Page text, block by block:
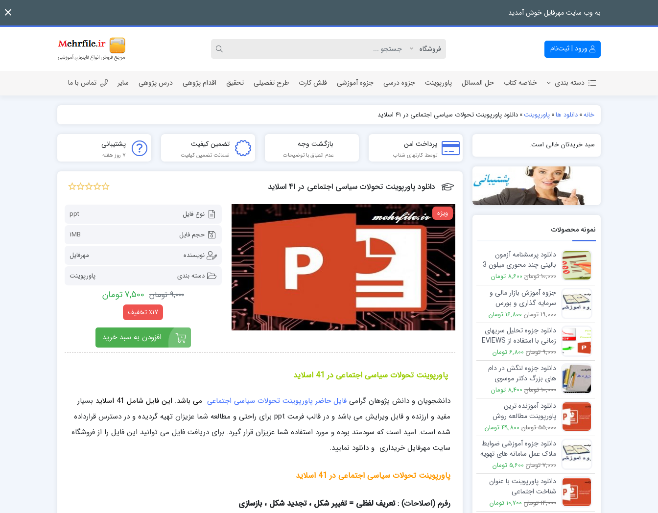
به وب سایت مهرفایل خوش آمدید
ورود | ثبت‌نام
دسته بندی
مقاله پژوهشی
خلاصه کتاب حل المسائل پاورپوینت جزوه درسی جزوه آموزشی فلش کارت طرح تفصیلی تحقیق اقدام پژوهی درس پژوهی سایر تماس با ما
خانه»دانلود ها»پاورپوینت»دانلود پاورپوینت تحولات سیاسی اجتماعی در 41 اسلاید
پرداخت امن
توسط کارتهای شتاب
بازگشت وجه
عدم انطباق با توضیحات
تضمین کیفیت
ضمانت تضمین کیفیت
پشتیبانی
7 روز هفته
دانلود پاورپوینت تحولات سیاسی اجتماعی در 41 اسلاید
ویژه نوع فایل
ppt
حجم فایل
1MB
نویسنده
مهرفایل
دسته بندی
پاورپوینت
9,000 تومان 7,500 تومان
٪17 تخفیف
افزودن به سبد خرید
پاورپوینت تحولات سیاسی اجتماعی در 41 اسلاید
دانشجویان و دانش پژوهان گرامی فایل حاضر پاورپوینت تحولات سیاسی اجتماعی می باشد. این فایل شامل 41 اسلاید بسیار
مفید و ارزنده و قابل ویرایش می باشد و در قالب فرمت ppt برای راحتی و مطالعه شما عزیزان تهیه گردیده و در دسترس قرارداده
شده است. امید است که سودمند بوده و مورد استفاده شما عزیزان قرار گیرد. برای دریافت فایل می توانید این فایل را از فروشگاه
سایت مهرفایل خریداری و دانلود نمایید.
پاورپوینت تحولات سیاسی اجتماعی در 41 اسلاید
رفرم (اصلاحات) :تعریف لفظی = تغییر شکل ، تجدید شکل ، بازسازی
سبد خریدتان خالی است.
نمونه محصولات
دانلود پرسشنامه آزمون
بالینی چند محوری میلون 3
10,000 تومان 8,600 تومان
جزوه آموزش بازار مالی و
سرمایه گذاری و بورس
19,000 تومان 16,800 تومان
دانلود جزوه تحلیل سریھای
زمانی با استفاده از EVIEWS
9,000 تومان 6,800 تومان
دانلود جزوه لنگش در دام
های بزرگ دکتر موسوی
10,000 تومان 8,400 تومان
دانلود آموزنده ترین
پاورپوینت مطالعه روش
تشخیص و درمان کبد چرب
55,000 تومان 49,800 تومان
دانلود جزوه آموزشی ضوابط
ملاک عمل سامانه های تهویه
،تخلیه و کنترل دود
7,000 تومان 5,600 تومان
دانلود پاورپوینت با عنوان
شناخت اجتماعی
12,000 تومان 10,700 تومان